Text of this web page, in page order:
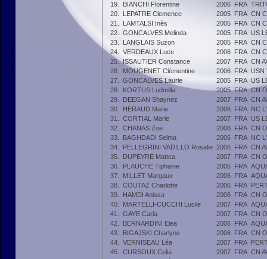
19.
BIANCHI Florentine 2006 FRA
20.
LEPATRE Clemence 2005 FRA CN
21.
LAMTALSI Inès 2005 FRA CN
22.
GONCALVES Melinda 2005 FRA US
23.
LANGLAIS Suzon 2005 FRA CN
24.
VERDEAUX Luce 2006 FRA CN
25. ISSAUTIER Constance 2007 FRA CN
26.
MOUGENET Clémentine 2006 FRA USN
27.
GONCALVES Laurie 2005 FRA US
28.
KORTUS Ludmilla 2005 FRA CN
29.
DEEGAN Shaynez 2007 FRA CN
30.
HERAUD Marie 2006 FRA NC
31.
CORTIAL Marie 2007 FRA US
32.
CHANAS Zoe 2006 FRA CN
33.
BAGHDADI Selma 2006 FRA NC
34.
PELLEGRINI VADILLO Rosalie 2006 FRA CN
35.
DUPEYRE Mattea 2007 FRA CN
36.
PLAUCHE Tiphaine 2006 FRA
37.
MILLET Margaux 2006 FRA
38.
COUTAZ Charlotte 2006 FRA
39.
HAMDI Anissa 2006 FRA CN
40.
MARTELLI-CUCCHI Lucile 2007 FRA
41.
GAYE Carla 2007 FRA CN
42.
BERNARDINI Elea 2006 FRA
43.
BIGAJSKI Charlyne 2006 FRA CN
44.
VERNISEAU Léa 2007 FRA
45.
CURSOUX Celia 2007 FRA CN